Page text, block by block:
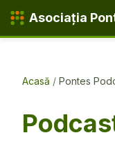
Salt la conținut
Salt la navigare
Salt la căutare
Salt la subsol
Asociația
Acasă / Pontes